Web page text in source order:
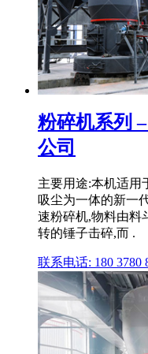
粉碎机系列
公司
主要用途:本机适用
吸尘为一体的新一
速粉碎机,物料由料
转的锤子击碎,而 .
联系电话: 180 3780